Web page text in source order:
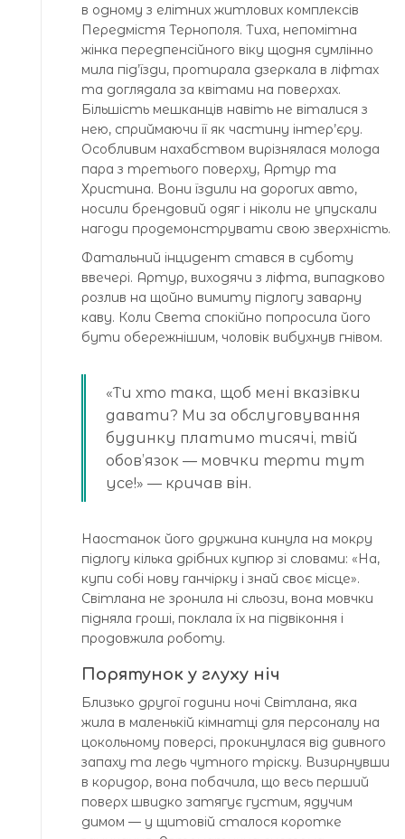
в одному з елітних житлових комплексів
Передмістя Тернополя. Тиха, непомітна
жінка передпенсійного віку щодня сумлінно
мила під’їзди, протирала дзеркала в ліфтах
та доглядала за квітами на поверхах.
Більшість мешканців навіть не віталися з
нею, сприймаючи її як частину інтер’єру.
Особливим нахабством вирізнялася молода
пара з третього поверху, Артур та
Христина. Вони їздили на дорогих авто,
носили брендовий одяг і ніколи не упускали
нагоди продемонструвати свою зверхність.
Фатальний інцидент стався в суботу
ввечері. Артур, виходячи з ліфта, випадково
розлив на щойно вимиту підлогу заварну
каву. Коли Света спокійно попросила його
бути обережнішим, чоловік вибухнув гнівом.
«Ти хто така, щоб мені вказівки
давати? Ми за обслуговування
будинку платимо тисячі, твій
обов’язок — мовчки терти тут
усе!» — кричав він.
Наостанок його дружина кинула на мокру
підлогу кілька дрібних купюр зі словами: «На,
купи собі нову ганчірку і знай своє місце».
Світлана не зронила ні сльози, вона мовчки
підняла гроші, поклала їх на підвіконня і
продовжила роботу.
Порятунок у глуху ніч
Близько другої години ночі Світлана, яка
жила в маленькій кімнатці для персоналу на
цокольному поверсі, прокинулася від дивного
запаху та ледь чутного тріску. Визирнувши
в коридор, вона побачила, що весь перший
поверх швидко затягує густим, ядучим
димом — у щитовій сталося коротке